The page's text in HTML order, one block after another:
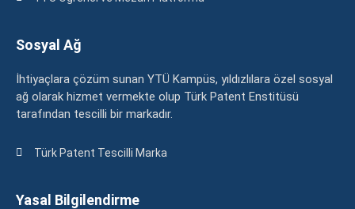
Sosyal Ağ
İhtiyaçlara çözüm sunan YTÜ Kampüs, yıldızlılara özel sosyal
ağ olarak hizmet vermekte olup Türk Patent Enstitüsü
tarafından tescilli bir markadır.
Türk Patent Tescilli Marka
Yasal Bilgilendirme